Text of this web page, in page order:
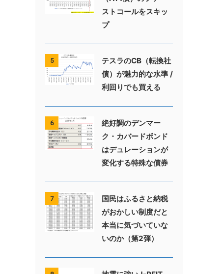
ストコールをスキッ
プ
5
テスラのCB（転換社
債）が魅力的な水準 /
利回りでも買える
6
絶好調のデンマー
ク・カバードボンド
はデュレーションが
変化する特殊な債券
7
国民はふるさと納税
がおかしい制度だと
本当に気づいていな
いのか（第2弾）